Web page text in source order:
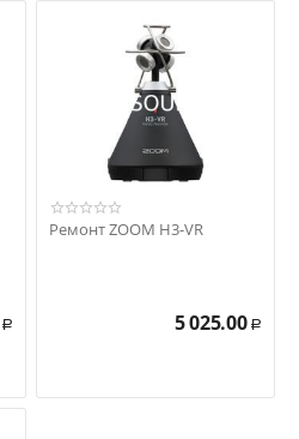
Р
Ремонт ZOOM H3-VR
5 025.00 Р